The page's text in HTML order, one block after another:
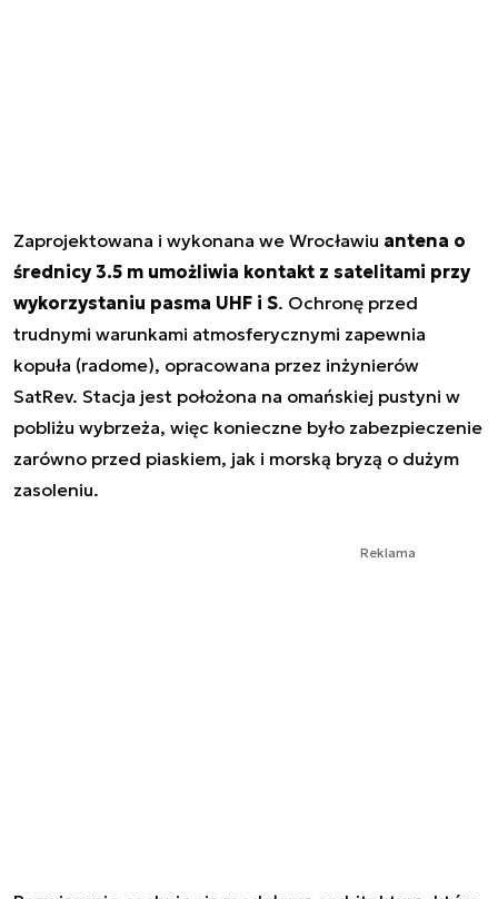
Zaprojektowana i wykonana we Wrocławiu antena o
średnicy 3.5 m umożliwia kontakt z satelitami przy
wykorzystaniu pasma UHF i S. Ochronę przed
trudnymi warunkami atmosferycznymi zapewnia
kopuła (radome), opracowana przez inżynierów
SatRev. Stacja jest położona na omańskiej pustyni w
pobliżu wybrzeża, więc konieczne było zabezpieczenie
zarówno przed piaskiem, jak i morską bryzą o dużym
zasoleniu.
Reklama